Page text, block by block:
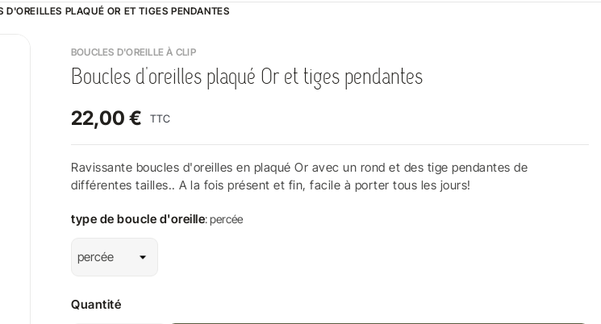
D'OREILLES PLAQUÉ OR ET TIGES PENDANTES
BOUCLES D'OREILLE À CLIP
Boucles d'oreilles plaqué Or et tiges pendantes
22,00 € TTC
Ravissante boucles d'oreilles en plaqué Or avec un rond et des tige pendantes de
différentes tailles.. A la fois présent et fin, facile à porter tous les jours!
type de boucle d'oreille: percée
Quantité